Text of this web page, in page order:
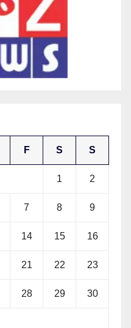
F S S
1 2
7 8 9
14 15 16
21 22 23
28 29 30